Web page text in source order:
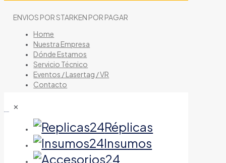
ENVIOS POR STARKEN POR PAGAR
Home
Nuestra Empresa
Dónde Estamos
Servicio Técnico
Eventos / Lasertag / VR
Contacto
✕
Réplicas
Insumos